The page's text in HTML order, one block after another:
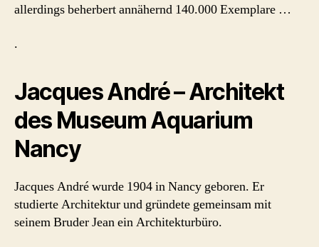
allerdings beherbert annähernd 140.000 Exemplare …
.
Jacques André – Architekt
des Museum Aquarium
Nancy
Jacques André wurde 1904 in Nancy geboren. Er
studierte Architektur und gründete gemeinsam mit
seinem Bruder Jean ein Architekturbüro.